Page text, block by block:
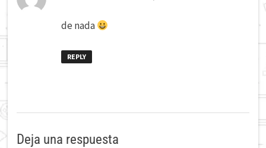
de nada
REPLY
Deja una respuesta